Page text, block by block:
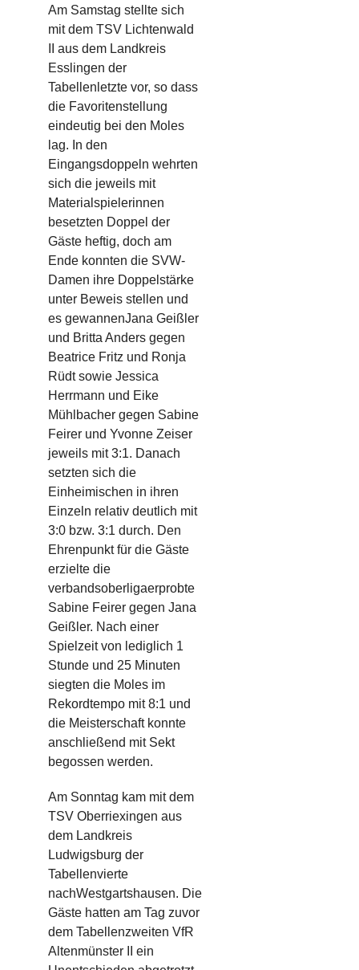
Am Samstag stellte sich
mit dem TSV Lichtenwald
II aus dem Landkreis
Esslingen der
Tabellenletzte vor, so dass
die Favoritenstellung
eindeutig bei den Moles
lag. n den
Eingangsdoppeln wehrten
sich die jeweils mit
Materialspielerinnen
besetzten Doppel der
Gäste heftig, doch am
Ende konnten die SVW-
Damen ihre Doppelstärke
unter Beweis stellen und
es gewannenJana Geißler
und Britta Anders gegen
Beatrice Fritz und Ronja
Rüdt sowie Jessica
Herrmann und Eike
Mühlbacher gegen Sabine
Feirerund Yvonne Zeiser
jeweils mit 3:1. Danach
setzten sich die
Einheimischen in ihren
Einzeln relativ deutlich mit
3:0 bzw. 3:1 durch. Den
Ehrenpunkt für die Gäste
erzielte die
verbandsoberligaerprobte
Sabine Feirergegen Jana
Geißler. Nach einer
Spielzeit von lediglich 1
Stunde und 25 Minuten
siegten die Moles im
Rekordtempo mit 8:1 und
die Meisterschaft konnte
anschließend mit Sekt
begossen werden.
Am Sonntag kammit dem
TSV Oberriexingen aus
dem Landkreis
Ludwigsburg der
Tabellenvierte
nachWestgartshausen. Die
Gäste hatten am Tag zuvor
dem Tabellenzweiten VfR
Altenmünster II ein